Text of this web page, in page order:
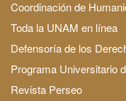
Coordinación de
Toda la UNAM en línea
Defensoría de los
Programa Universitario
Revista Perseo